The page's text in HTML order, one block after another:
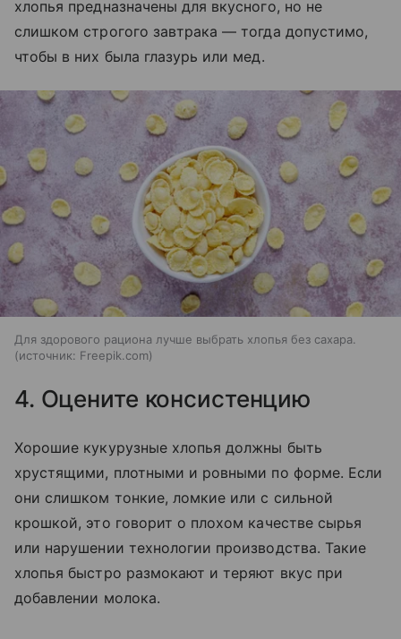
хлопья предназначены для вкусного, но не
слишком строгого завтрака — тогда допустимо,
чтобы в них была глазурь или мед.
Для здорового рациона лучше выбрать хлопья без сахара.
источник: Freepik.com
4. Оцените консистенцию
Хорошие кукурузные хлопья должны быть
хрустящими, плотными и ровными по форме. Если
они слишком тонкие, ломкие или с сильной
крошкой, это говорит о плохом качестве сырья
или нарушении технологии производства. Такие
хлопья быстро размокают и теряют вкус при
добавлении молока.